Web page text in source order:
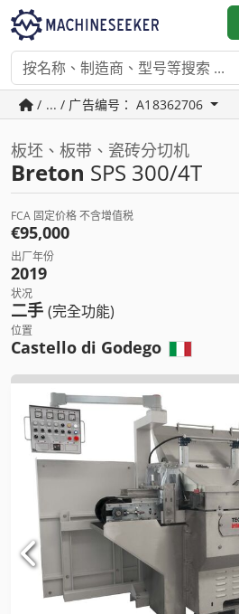
/ ... / 广告编号： A18362706
板坯、板带、瓷砖分切机
Breton SPS 300/4T
FCA 固定价格 不含增值税
€95,000
出厂年份
2019
状况
二手 (完全功能)
位置
Castello di Godego